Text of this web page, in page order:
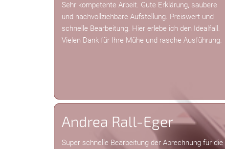
Sehr kompetente Arbeit. Gute Erklärung, saubere
und nachvollziehbare Aufstellung. Preiswert und
schnelle Bearbeitung. Hier erlebe ich den Idealfall.
Vielen Dank für Ihre Mühe und rasche Ausführung.
Andrea Rall-Eger
Super schnelle Bearbeitung der Abrechnung für die